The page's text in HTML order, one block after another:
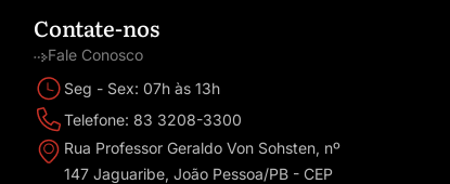
Contate-nos
Fale Conosco
Seg - Sex: 07h às 13h
Telefone: 83 3208-3300
Rua Professor Geraldo Von Sohsten, nº
147 Jaguaribe, João Pessoa/PB - CEP